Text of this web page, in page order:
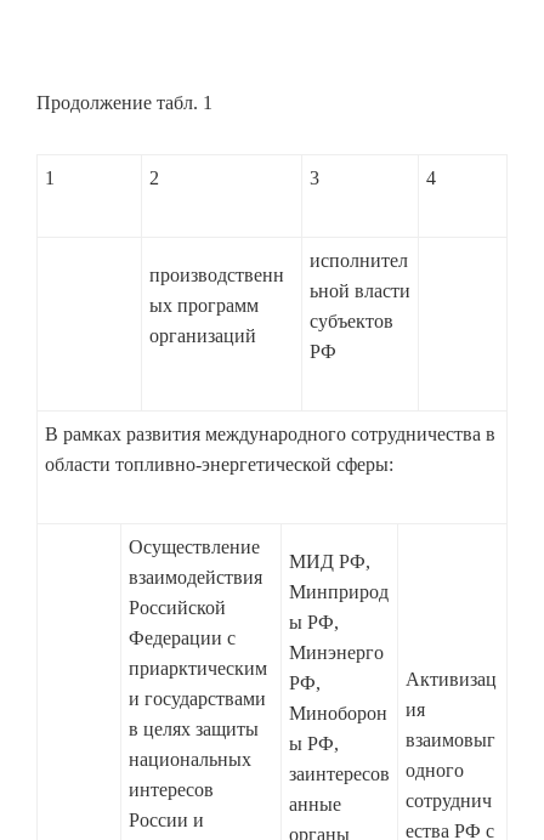
Продолжение табл. 1
1 2 3 4
производственн
ых программ
организаций
исполнител
ьной власти
субъектов
РФ
В рамках развития международного сотрудничества в
области топливно-энергетической сферы:
Осуществление
взаимодействия
Российской
Федерации с
приарктическим
и государствами
в целях защиты
национальных
интересов
России и
МИД РФ,
Минприрод
ы РФ,
Минэнерго
РФ,
Миноборон
ы РФ,
заинтересов
анные
органы
Активизац
ия
взаимовыг
одного
сотруднич
ества РФ с